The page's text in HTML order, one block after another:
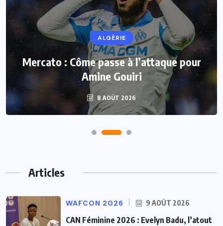
ALGÉRIE
Mercato : Côme passe à l’attaque pour
Amine Gouiri
8 AOÛT 2026
Articles
WAFCON 2026 9 AOÛT 2026
CAN Féminine 2026 : Evelyn Badu, l’atout